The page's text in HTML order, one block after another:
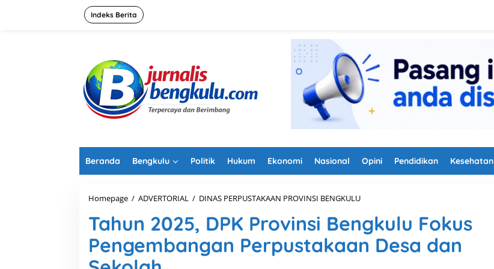
Indeks Berita
Beranda Bengkulu Politik Hukum Ekonomi Nasional Opini Pendidikan Kesehatan
Homepage / ADVERTORIAL / DINAS PERPUSTAKAAN PROVINSI BENGKULU
h
u
n
2
Tahun 2025, DPK Provinsi Bengkulu Fokus
Pengembangan Perpustakaan Desa dan